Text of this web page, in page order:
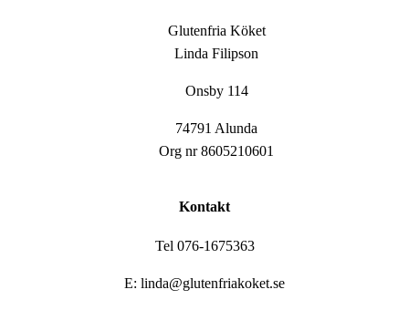
Glutenfria Köket
Linda Filipson
Onsby 114
74791 Alunda
Org nr 8605210601
Kontakt
Tel 076-1675363
E: linda@glutenfriakoket.se